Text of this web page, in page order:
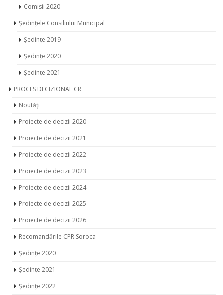
Comisii 2020
Ședințele Consiliului Municipal
Ședințe 2019
Ședințe 2020
Ședințe 2021
PROCES DECIZIONAL CR
Noutăți
Proiecte de decizii 2020
Proiecte de decizii 2021
Proiecte de decizii 2022
Proiecte de decizii 2023
Proiecte de decizii 2024
Proiecte de decizii 2025
Proiecte de decizii 2026
Recomandările CPR Soroca
Ședințe 2020
Ședințe 2021
Ședințe 2022